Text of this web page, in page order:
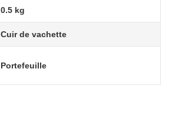
0.5 kg
Cuir de vachette
Portefeuille